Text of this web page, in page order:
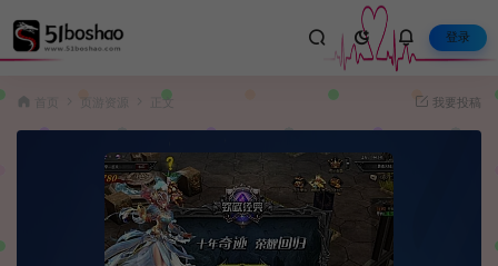
登录
页游资源 正文 我要投稿